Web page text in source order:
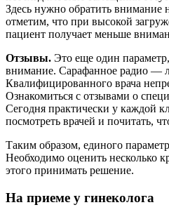
Здесь нужно обратить внимание
отметим, что при высокой
пациент получает меньше
Отзывы. Это еще один
внимание. Сарафанное радио —
Квалифицированного врача
Ознакомиться с отзывами о
Сегодня практически у каждой
посмотреть врачей и почитать,
Таким образом, единого
Необходимо оценить несколько
этого принимать решение.
На приеме у гинеколога